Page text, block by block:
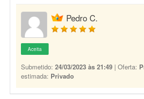
Pedro C.
Aceita
Submetido: 24/03/2023 às 21:49 | Oferta:
estimada: Privado